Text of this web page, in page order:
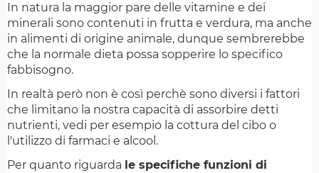
In natura la maggior pare delle vitamine e dei
minerali sono contenuti in frutta e verdura, ma anche
in alimenti di origine animale, dunque sembrerebbe
che la normale dieta possa sopperire lo specifico
fabbisogno.
In realtà però non è così perchè sono diversi i fattori
che limitano la nostra capacità di assorbire detti
nutrienti, vedi per esempio la cottura del cibo o
l'utilizzo di farmaci e alcool.
Per quanto riguarda le specifiche funzioni di